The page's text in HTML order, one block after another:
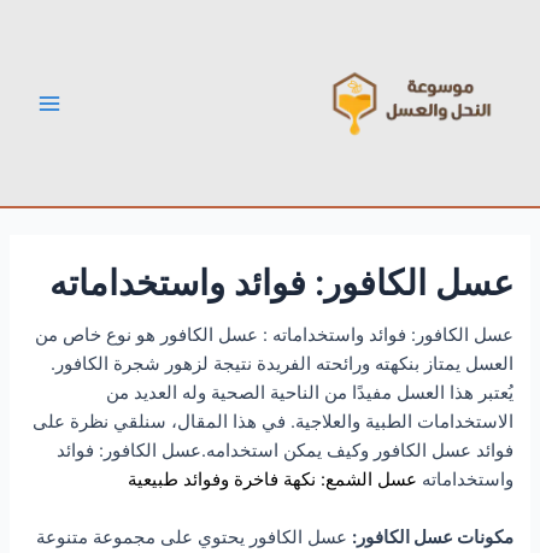
عسل الكافور: فوائد واستخداماته
عسل الكافور: فوائد واستخداماته : عسل الكافور هو نوع خاص من
العسل يمتاز بنكهته ورائحته الفريدة نتيجة لزهور شجرة الكافور.
يُعتبر هذا العسل مفيدًا من الناحية الصحية وله العديد من
الاستخدامات الطبية والعلاجية. في هذا المقال، سنلقي نظرة على
فوائد عسل الكافور وكيف يمكن استخدامه.عسل الكافور: فوائد
واستخداماته عسل الشمع: نكهة فاخرة وفوائد طبيعية
مكونات عسل الكافور: عسل الكافور يحتوي على مجموعة متنوعة